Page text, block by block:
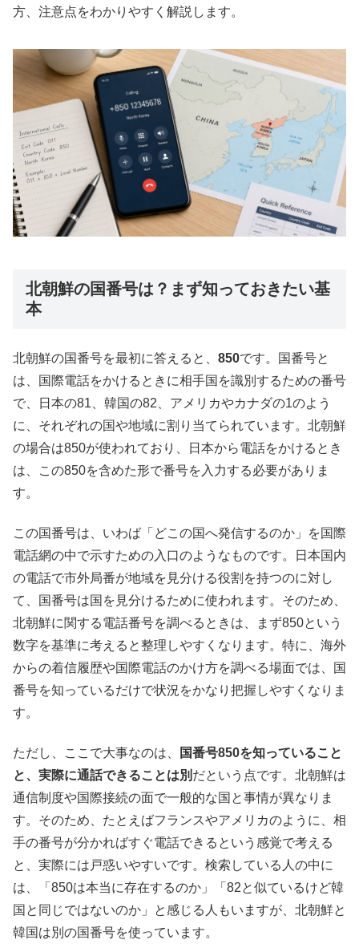
方、注意点をわかりやすく解説します。
北朝鮮の国番号は？まず知っておきたい基
本
北朝鮮の国番号を最初に答えると、 850です。国番号と
は、国際電話をかけるときに相手国を識別するための番号
で、日本の81、韓国の82、アメリカやカナダの1のよう
に、それぞれの国や地域に割り当てられています。北朝鮮
の場合は850が使われており、日本から電話をかけるとき
は、この850を含めた形で番号を入力する必要がありま
す。
この国番号は、いわば「どこの国へ発信するのか」を国際
電話網の中で示すための入口のようなものです。日本国内
の電話で市外局番が地域を見分ける役割を持つのに対し
て、国番号は国を見分けるために使われます。そのため、
北朝鮮に関する電話番号を調べるときは、まず850という
数字を基準に考えると整理しやすくなります。特に、海外
からの着信履歴や国際電話のかけ方を調べる場面では、国
番号を知っているだけで状況をかなり把握しやすくなりま
す。
ただし、ここで大事なのは、
国番号850を知っていること
と、実際に通話できることは別 だという点です。北朝鮮は
通信制度や国際接続の面で一般的な国と事情が異なりま
す。そのため、たとえばフランスやアメリカのように、相
手の番号が分かればすぐ電話できるという感覚で考える
と、実際には戸惑いやすいです。検索している人の中に
は、「850は本当に存在するのか」「82と似ているけど韓
国と同じではないのか」と感じる人もいますが、北朝鮮と
韓国は別の国番号を使っています。